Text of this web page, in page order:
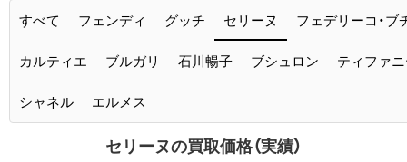
すべて フェンディ グッチ セリーヌ フェデリーコ・ブ
カルティエ ブルガリ 石川暢子 ブシュロン ティファ
シャネル エルメス
セリーヌの買取価格（実績）